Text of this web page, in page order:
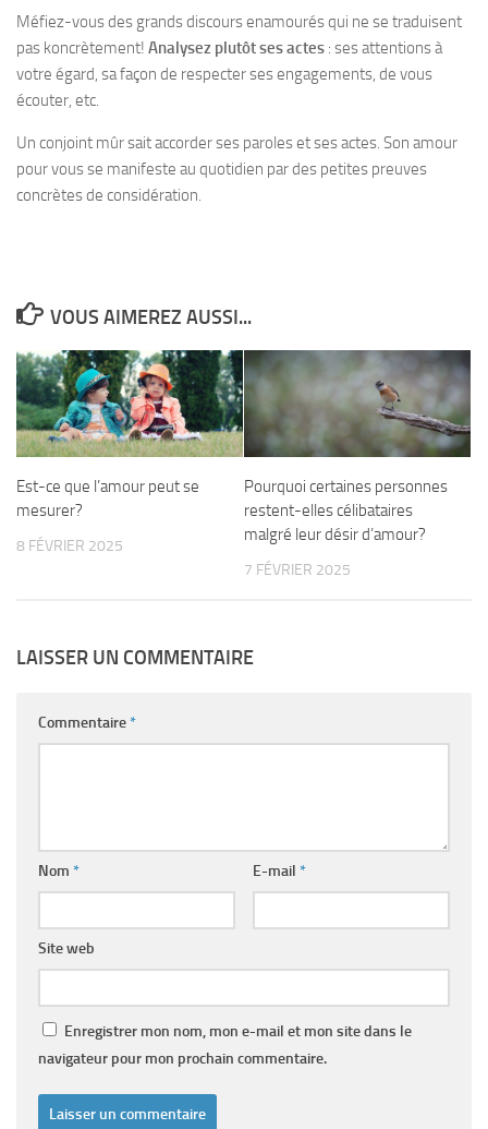
Méfiez-vous des grands discours enamourés qui ne se traduisent
pas koncrètement! Analysez plutôt ses actes : ses attentions à
votre égard, sa façon de respecter ses engagements, de vous
écouter, etc.
Un conjoint mûr sait accorder ses paroles et ses actes. Son amour
pour vous se manifeste au quotidien par des petites preuves
concrètes de considération.
VOUS AIMEREZ AUSSI...
Est-ce que l’amour peut se
mesurer?
8 FÉVRIER 2025
Pourquoi certaines personnes
restent-elles célibataires
malgré leur désir d’amour?
7 FÉVRIER 2025
LAISSER UN COMMENTAIRE
Commentaire*
Nom * E-mail *
Site web
Enregistrer mon nom, mon e-mail et mon site dans le
navigateur pour mon prochain commentaire.